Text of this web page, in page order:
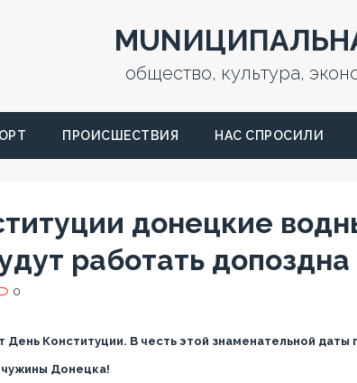
общество, культура,
ПРОИСШЕСТВИЯ НАС СПРОСИЛИ
донецкие
работать допоздна
0
Конституции. В честь этой знаменательной даты
Донецка!